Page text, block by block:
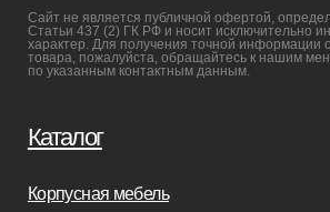
Реализованные проекты
Реставрация
Дизайнерам